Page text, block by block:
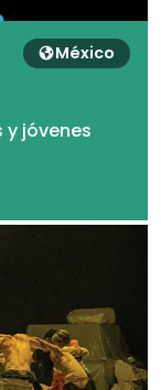
México
y jóvenes